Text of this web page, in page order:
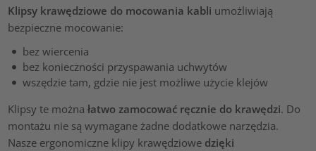
Klipsy krawędziowe do mocowania kabli umożliwiają
bezpieczne mocowanie:
bez wiercenia
bez konieczności przyspawania uchwytów
wszędzie tam, gdzie nie jest możliwe użycie klejów
Klipsy te możnałatwo zamocować ręcznie do krawędzi. Do
montażu nie są wymagane żadne dodatkowe narzędzia.
Nasze ergonomiczne klipy krawędziowe dzięki